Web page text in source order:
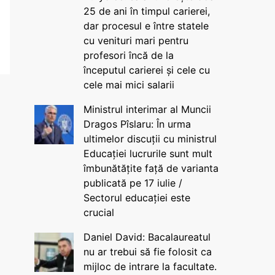
25 de ani în timpul carierei,
dar procesul e între statele
cu venituri mari pentru
profesori încă de la
începutul carierei și cele cu
cele mai mici salarii
Ministrul interimar al Muncii
Dragos Pîslaru: În urma
ultimelor discuții cu ministrul
Educației lucrurile sunt mult
îmbunătățite față de varianta
publicată pe 17 iulie /
Sectorul educației este
crucial
Daniel David: Bacalaureatul
nu ar trebui să fie folosit ca
mijloc de intrare la facultate.